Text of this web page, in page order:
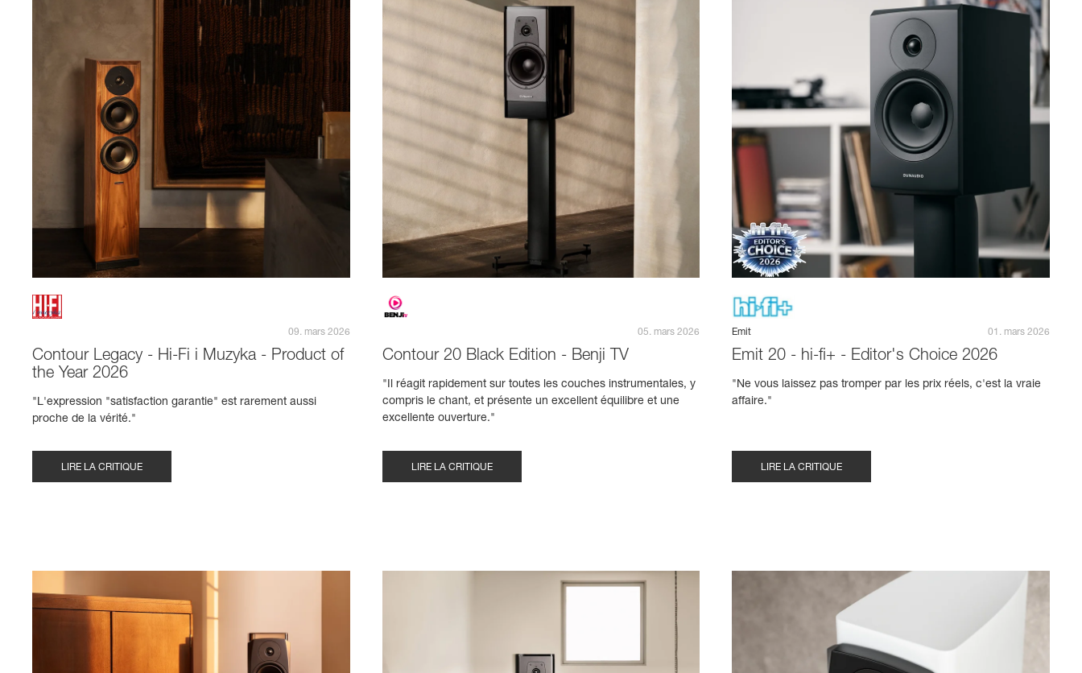
09. mars 2026
Contour Legacy - Hi-Fi i Muzyka - Product of
the Year 2026
"L'expression "satisfaction garantie" est rarement aussi
proche de la vérité."
LIRE LA CRITIQUE
05. mars 2026
Contour 20 Black Edition - Benji TV
"Il réagit rapidement sur toutes les couches instrumentales, y
compris le chant, et présente un excellent équilibre et une
excellente ouverture."
LIRE LA CRITIQUE
Emit 01. mars 2026
Emit 20 - hi-fi+ - Editor's Choice 2026
"Ne vous laissez pas tromper par les prix réels, c'est la vraie
affaire."
LIRE LA CRITIQUE